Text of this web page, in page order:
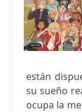
están
su sueño
ocupa la